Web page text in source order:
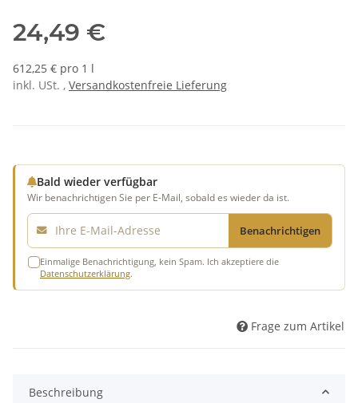
24,49 €
612,25 € pro 1 l
inkl. USt. , Versandkostenfreie Lieferung
Bald wieder verfügbar
Wir benachrichtigen Sie per E-Mail, sobald es wieder da ist.
E-Mail
Benachrichtigen
Einmalige Benachrichtigung, kein Spam. Ich akzeptiere die
Datenschutzerklärung.
Frage zum Artikel
Beschreibung